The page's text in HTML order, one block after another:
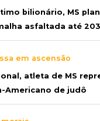
bilionário, MS
asfaltada até
em ascensão
atleta de MS
Americano de judô